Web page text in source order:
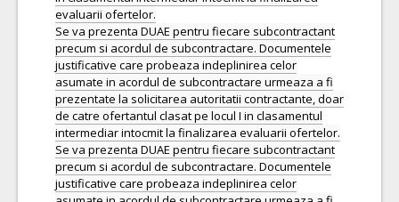
evaluarii ofertelor.
Se va prezenta DUAE pentru fiecare subcontractant
precum si acordul de subcontractare. Documentele
justificative care probeaza indeplinirea celor
asumate in acordul de subcontractare urmeaza a fi
prezentate la solicitarea autoritatii contractante, doar
de catre ofertantul clasat pe locul I in clasamentul
intermediar intocmit la finalizarea evaluarii ofertelor.
Se va prezenta DUAE pentru fiecare subcontractant
precum si acordul de subcontractare. Documentele
justificative care probeaza indeplinirea celor